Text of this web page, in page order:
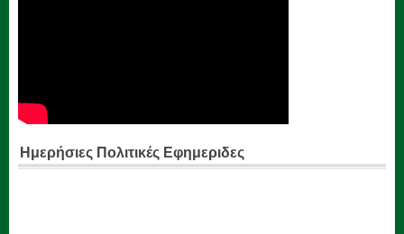
Ημερήσιες Πολιτικές Εφημεριδες